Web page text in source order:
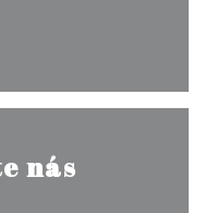
((otevře se v novém
((otevře se v
nás